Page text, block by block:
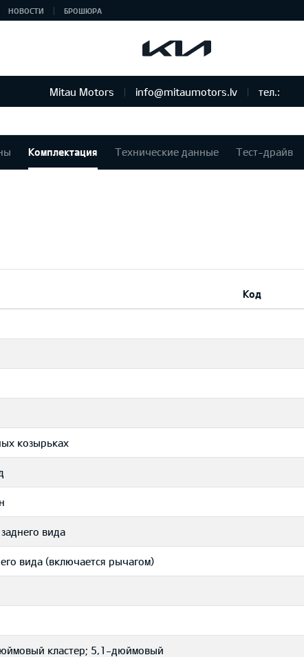
НОВОСТИ БРОШЮРА
Mitau Motors info@mitaumotors.lv тел.:
Комплектация Технические данные Тест-драйв
Код
козырьках
вида
вида (включается рычагом)
кластер; 5,1-дюймовый